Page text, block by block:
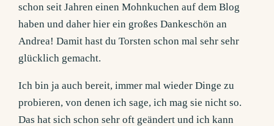
schon seit Jahren einen Mohnkuchen auf dem Blog
haben und daher hier ein großes Dankeschön an
Andrea! Damit hast du Torsten schon mal sehr sehr
glücklich gemacht.
Ich bin ja auch bereit, immer mal wieder Dinge zu
probieren, von denen ich sage, ich mag sie nicht so.
Das hat sich schon sehr oft geändert und ich kann